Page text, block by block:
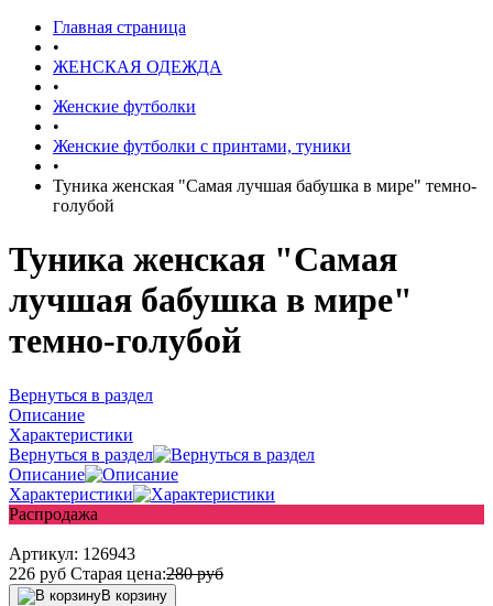
Главная страница
•
ЖЕНСКАЯ ОДЕЖДА
•
Женские футболки
•
Женские футболки с принтами, туники
•
Туника женская "Самая лучшая бабушка в мире" темно-
голубой
Туника женская "Самая
лучшая бабушка в мире"
темно-голубой
Вернуться в раздел
Описание
Характеристики
Вернуться в раздел
Описание
Характеристики
Распродажа
Артикул: 126943
226 руб Старая цена:280руб
В корзину